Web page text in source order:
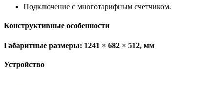
Подключение с многотарифным счетчиком.
Конструктивные особенности
Габаритные размеры: 1241 × 682 × 512, мм
Устройство